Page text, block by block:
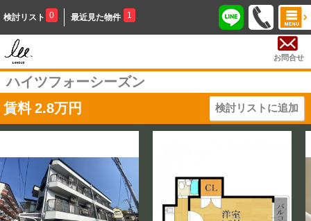
検討リスト 0 最近見た物件 1
お問合せ
ハイツフォーシーズン
賃料 2.8万円 検討リストに追加